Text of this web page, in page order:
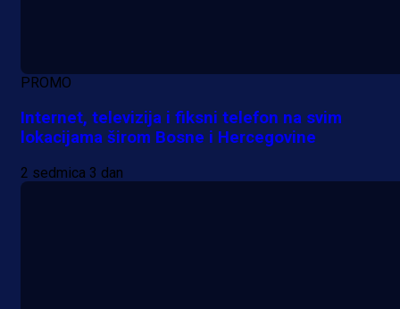
PROMO
Internet, televizija i fiksni telefon na svim
lokacijama širom Bosne i Hercegovine
2 sedmica 3 dan